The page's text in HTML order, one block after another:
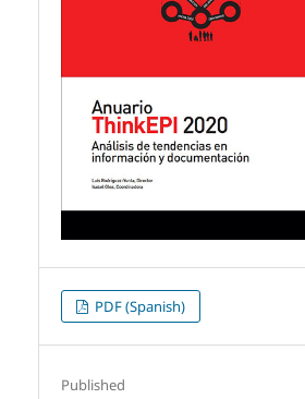
PDF (Spanish)
Published